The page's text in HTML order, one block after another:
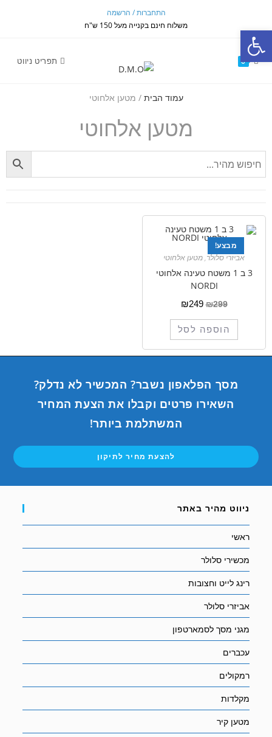
התחברות / הרשמה
משלוח חינם בקנייה מעל 150 ש"ח
תפריט ניווט 0
עמוד הבית / מטען אלחוטי
מטען אלחוטי
מבצע!
אביזרי סלולר,מטען אלחוטי
3 ב 1 משטח טעינה אלחוטי
NORDI
₪299
₪249
הוספה לסל
מסך הפלאפון נשבר? המכשיר לא נדלק?
השאירו פרטים וקבלו את הצעת המחיר
המשתלמת ביותר!
להצעת מחיר לתיקון
ניווט מהיר באתר
ראשי
מכשירי סלולר
רינג לייט וחצובות
אביזרי סלולר
מגני מסך לסמארטפון
עכברים
רמקולים
מקלדות
מטען קיר
פתח סרגל נגישות